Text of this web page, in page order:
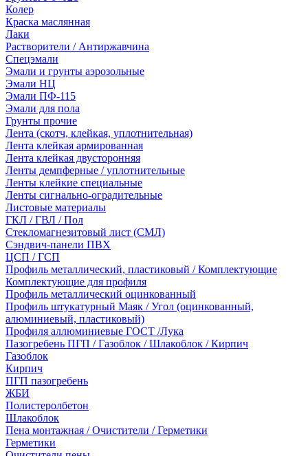
Колер
Краска маслянная
Лаки
Растворители / Антиржавчина
Спецэмали
Эмали и грунты аэрозольные
Эмали НЦ
Эмали ПФ-115
Эмали для пола
Грунты прочие
Лента (скотч, клейкая, уплотнительная)
Лента клейкая армированная
Лента клейкая двусторонняя
Ленты демпферные / уплотнительные
Ленты клейкие специальные
Ленты сигнально-оградительные
Листовые материалы
ГКЛ / ГВЛ / Пол
Стекломагнезитовый лист (СМЛ)
Сэндвич-панели ПВХ
ЦСП / ГСП
Профиль металлический, пластиковый / Комплектующие
Комплектующие для профиля
Профиль металлический оцинкованный
Профиль штукатурный Маяк / Угол (оцинкованный,
алюминиевый, пластиковый)
Профиля аллюминиевые ГОСТ /Лука
Пазогребень ПГП / Газоблок / Шлакоблок / Кирпич
Газоблок
Кирпич
ПГП пазогребень
ЖБИ
Полистеролбетон
Шлакоблок
Пена монтажная / Очистители / Герметики
Герметики